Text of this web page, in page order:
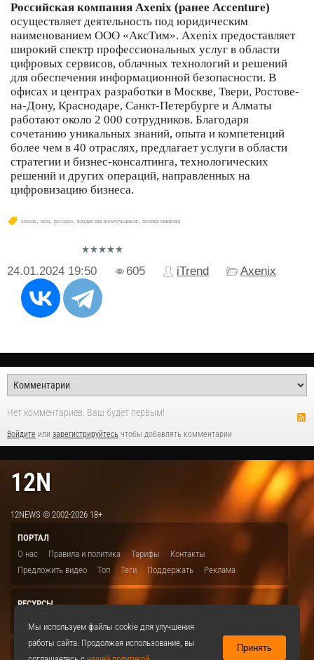
Российская компания Axenix (ранее Accenture)
осуществляет деятельность под юридическим
наименованием ООО «АксТим». Axenix предоставляет
широкий спектр профессиональных услуг в области
цифровых сервисов, облачных технологий и решений
для обеспечения информационной безопасности. В
офисах и центрах разработки в Москве, Твери, Ростове-
на-Дону, Краснодаре, Санкт-Петербурге и Алматы
работают около 2 000 сотрудников. Благодаря
сочетанию уникальных знаний, опыта и компетенций
более чем в 40 отраслях, предлагает услуги в области
стратегии и бизнес-консалтинга, технологических
решений и других операций, направленных на
цифровизацию бизнеса.
axenix, nrm, русагро, владислав жемчужников, полина минеева
24.01.2024 19:50 605 iTrend Axenix
Нет комментариев. Ваш будет первым!
Войдите или зарегистрируйтесь чтобы добавлять комментарии
12N
12NEWS © 2002-2026 18+
ПОРТАЛ
О нас
Правила и политика Тарифы
Контакты
Предложить видео
Топ Теги Поддержать Реклама
РЕСУРСЫ
Мы используем файлы cookie для улучшения
работы сайта. Продолжая использование, вы
Принять